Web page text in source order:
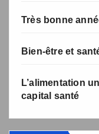
Très bonne
Bien-être et
L’alimentation
capital santé